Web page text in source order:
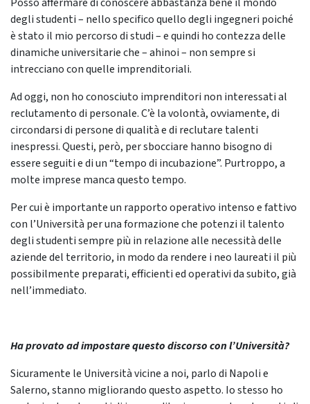
degli studenti – nello specifico quello degli ingegneri poiché
è stato il mio percorso di studi – e quindi ho contezza delle
dinamiche universitarie che – ahinoi – non sempre si
intrecciano con quelle imprenditoriali.
Ad oggi, non ho conosciuto imprenditori non interessati al
reclutamento di personale. C’è la volontà, ovviamente, di
circondarsi di persone di qualità e di reclutare talenti
inespressi. Questi, però, per sbocciare hanno bisogno di
essere seguiti e di un “tempo di incubazione”. Purtroppo, a
molte imprese manca questo tempo.
Per cui è importante un rapporto operativo intenso e fattivo
con l’Università per una formazione che potenzi il talento
degli studenti sempre più in relazione alle necessità delle
aziende del territorio, in modo da rendere i neo laureati il più
possibilmente preparati, efficienti ed operativi da subito, già
nell’immediato.
Ha provato ad impostare questo discorso con l’Università?
Sicuramente le Università vicine a noi, parlo di Napoli e
Salerno, stanno migliorando questo aspetto. Io stesso ho